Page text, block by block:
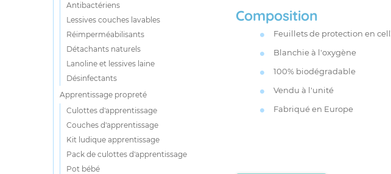
Antibactériens
Lessives couches lavables
Réimperméabilisants
Détachants naturels
Lanoline et lessives laine
Désinfectants
Apprentissage propreté
Culottes d'apprentissage
Couches d'apprentissage
Kit ludique apprentissage
Pack de culottes d'apprentissage
Pot bébé
Composition
Feuillets de protection en
Blanchie à l'oxygène
100% biodégradable
Vendu à l'unité
Fabriqué en Europe